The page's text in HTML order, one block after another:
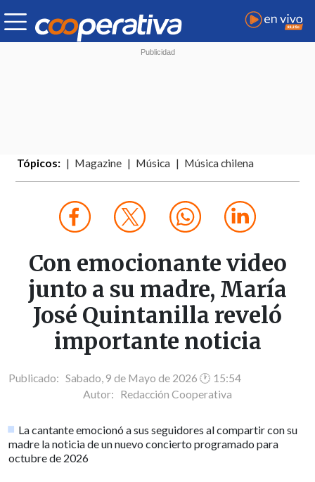
Tópicos: Magazine Música Música chilena
Con emocionante video
junto a su madre, María
José Quintanilla reveló
importante noticia
Publicado: Sabado, 9 de Mayo de 2026 🕐 15:54
Autor: Redacción Cooperativa
La cantante emocionó a sus seguidores al compartir con su
madre la noticia de un nuevo concierto programado para
octubre de 2026